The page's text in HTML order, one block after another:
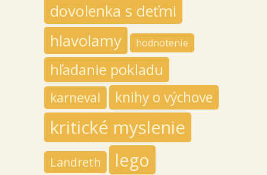
dovolenka s deťmi
hlavolamy hodnotenie
hľadanie pokladu
karneval knihy o výchove
kritické myslenie
Landreth lego